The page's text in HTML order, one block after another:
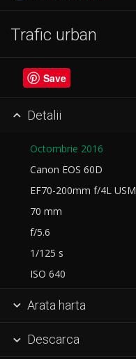
Trafic urban
Save
 Detalii
Octombrie 2016
Canon EOS 60D
EF70-200mm f/4L USM
70 mm
f/5.6
1/125 s
ISO 640
 Arata harta
 Descarca